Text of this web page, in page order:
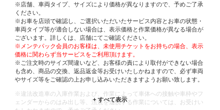
※店舗、車両タイプ、サイズにより価格が異なりますので、予めご了承
ください。
※お車を店頭で確認し、ご選択いただいたサービス内容とお車の状態・
車両タイプ等が適合しない場合は、表示価格と作業価格が異なる場合が
ございます。詳しくは、店舗にてご確認ください。
※メンテパック会員のお客様は、未使用チケットをお持ちの場合、表示
価格に関わらず当サービスをご利用頂けます。
※ご注文時のサイズ間違いなど、お客様の責により取付ができない場合
も含め、商品の交換、返品返金等お受けいたしかねますので、必ず車両
やサイズ等をご確認の上お申し込みいただきますようお願い致します。
※違法改造車の入庫作業および、作業によって車体への接触や車枠やフ
ェンダーからのはみ出し等、法規を逸脱する作業については、お受けい